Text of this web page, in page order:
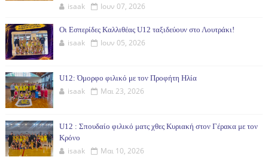
isaak Ιουν 07, 2026
Οι Εσπερίδες Καλλιθέας U12 ταξιδεύουν στο Λουτράκι!
isaak Ιουν 05, 2026
U12: Όμορφο φιλικό με τον Προφήτη Ηλία
isaak Μαι 23, 2026
U12 : Σπουδαίο φιλικό ματς χθες Κυριακή στον Γέρακα με τον
Κρόνο
isaak Μαι 10, 2026